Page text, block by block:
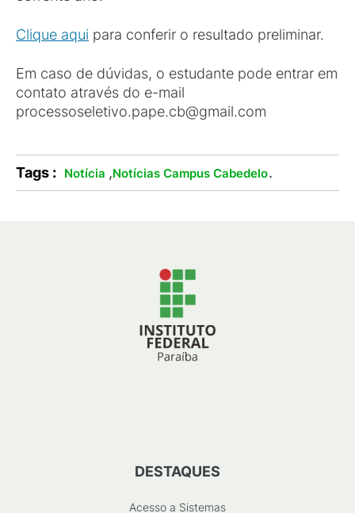
Clique aqui para conferir o resultado preliminar.
Em caso de dúvidas, o estudante pode entrar em
contato através do e-mail
processoseletivo.pape.cb@gmail.com
Tags : Notícia ,Notícias Campus Cabedelo.
DESTAQUES
Acesso a Sistemas